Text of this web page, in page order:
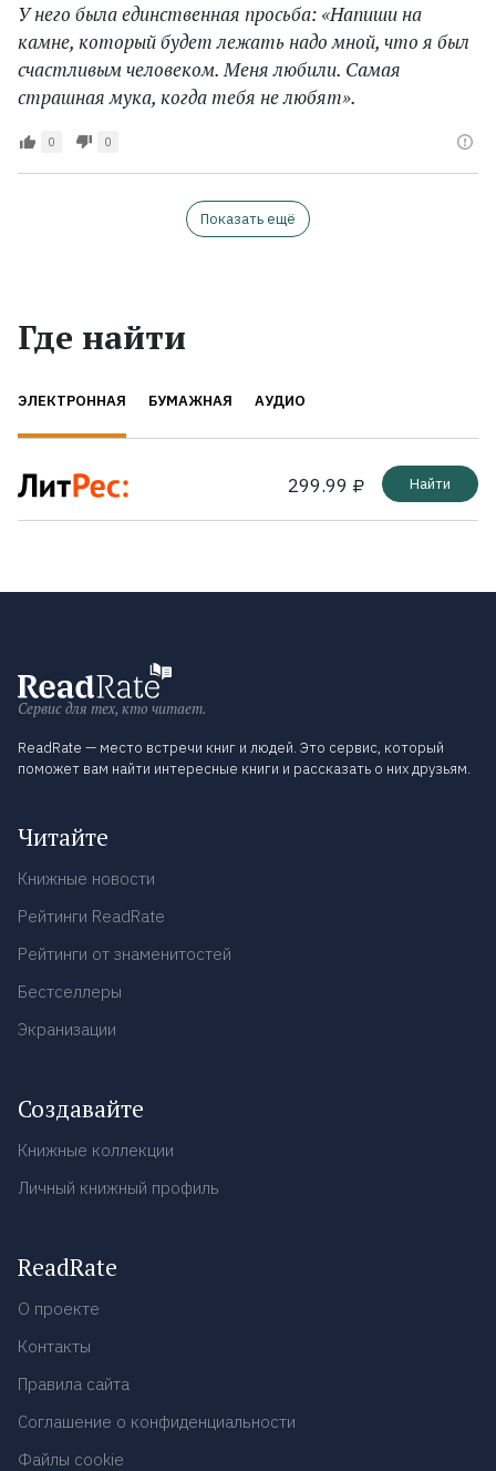
У него была единственная просьба: «Напиши на
камне, который будет лежать надо мной, что я был
счастливым человеком. Меня любили. Самая
страшная мука, когда тебя не любят».
0 0
Показать ещё
Где найти
ЭЛЕКТРОННАЯ БУМАЖНАЯ АУДИО
299.99 ₽ Найти
Сервис для тех, кто читает.
ReadRate — место встречи книг и людей. Это сервис, который
поможет вам найти интересные книги и рассказать о них друзьям.
Читайте
Книжные новости
Рейтинги ReadRate
Рейтинги от знаменитостей
Бестселлеры
Экранизации
Создавайте
Книжные коллекции
Личный книжный профиль
ReadRate
О проекте
Контакты
Правила сайта
Соглашение о конфиденциальности
Файлы cookie